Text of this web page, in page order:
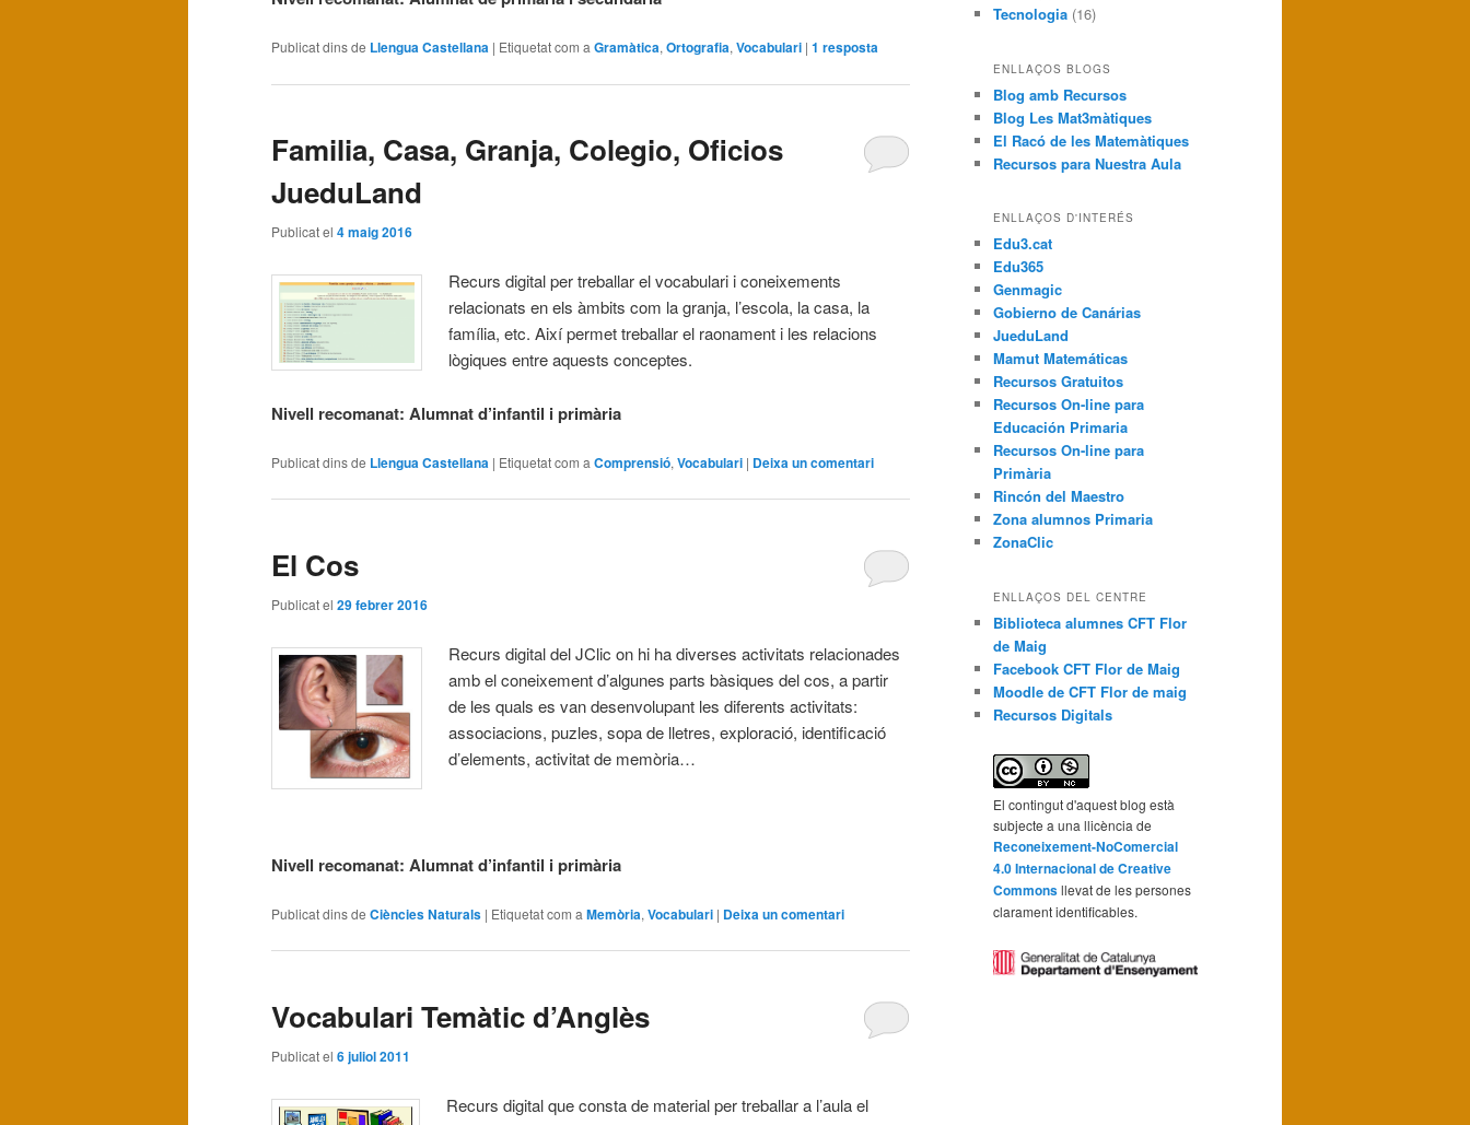
Publicat dins de Llengua Castellana | Etiquetat com a Gramàtica, Ortografia, Vocabulari | 1 resposta
Familia, Casa, Granja, Colegio, Oficios
JueduLand
Publicat el 4 maig 2016
Recurs digital per treballar el vocabulari i coneixements
relacionats en els àmbits com la granja, l’escola, la casa, la
família, etc. Així permet treballar el raonament i les relacions
lògiques entre aquests conceptes.
Nivell recomanat: Alumnat d’infantil i primària
Publicat dins de Llengua Castellana | Etiquetat com a Comprensió, Vocabulari | Deixa un comentari
El Cos
Publicat el 29 febrer 2016
Recurs digital del JClic on hi ha diverses activitats relacionades
amb el coneixement d’algunes parts bàsiques del cos, a partir
de les quals es van desenvolupant les diferents activitats:
associacions, puzles, sopa de lletres, exploració, identificació
d’elements, activitat de memòria…
Nivell recomanat: Alumnat d’infantil i primària
Publicat dins de Ciències Naturals | Etiquetat com a Memòria, Vocabulari | Deixa un comentari
Vocabulari Temàtic d’Anglès
Publicat el 6 juliol 2011
Recurs digital que consta de material per treballar a l’aula el
Tecnologia (16)
ENLLAÇOS BLOGS
Blog amb Recursos
Blog Les Mat3màtiques
El Racó de les Matemàtiques
Recursos para Nuestra Aula
ENLLAÇOS D'INTERÉS
Edu3.cat
Edu365
Genmagic
Gobierno de Canárias
JueduLand
Mamut Matemáticas
Recursos Gratuitos
Recursos On-line para
Educación Primaria
Recursos On-line para
Primària
Rincón del Maestro
Zona alumnos Primaria
ZonaClic
ENLLAÇOS DEL CENTRE
Biblioteca alumnes CFT Flor
de Maig
Facebook CFT Flor de Maig
Moodle de CFT Flor de maig
Recursos Digitals
El contingut d'aquest blog està
subjecte a una llicència de
Reconeixement-NoComercial
4.0 Internacional de Creative
Commonsllevat de les persones
clarament identificables.